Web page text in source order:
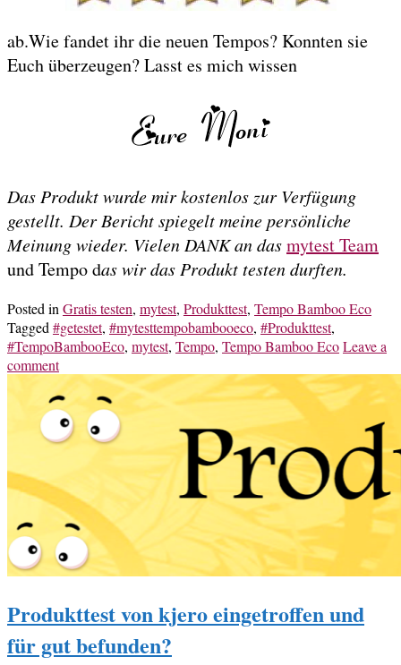
ab.Wie fandet ihr die neuen Tempos? Konnten sie
Euch überzeugen? Lasst es mich wissen
Das Produkt wurde mir kostenlos zur Verfügung
gestellt. Der Bericht spiegelt meine persönliche
Meinung wieder. Vielen DANK an dasmytest Team
und Tempo das wir das Produkt testen durften.
Posted in Gratis testen, mytest, Produkttest, Tempo Bamboo Eco
Tagged #getestet, #mytesttempobambooeco, #Produkttest,
#TempoBambooEco, mytest, Tempo, Tempo Bamboo EcoLeave a
comment
Produkttest von kjero eingetroffen und
für gut befunden?